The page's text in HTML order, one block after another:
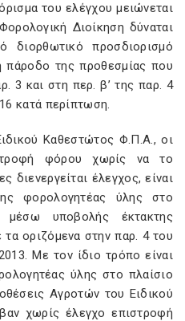
του ελέγχου μειώνεται
Διοίκηση δύναται
διορθωτικό προσδιορισμό
της προθεσμίας που
3 και στη περ. β’ της παρ. 4
κατά περίπτωση.
Καθεστώτος Φ.Π.Α., οι
φόρου χωρίς να το
διενεργείται έλεγχος, είναι
φορολογητέας ύλης στο
μέσω υποβολής έκτακτης
οριζόμενα στην παρ. 4 του
Με τον ίδιο τρόπο είναι
ύλης στο πλαίσιο
Αγροτών του Ειδικού
χωρίς έλεγχο επιστροφή